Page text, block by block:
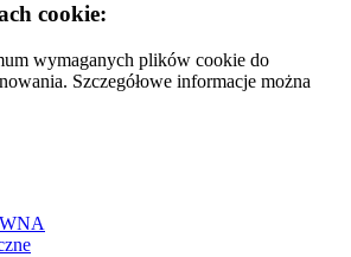
cookie:
wymaganych plików cookie do
Szczegółowe informacje można